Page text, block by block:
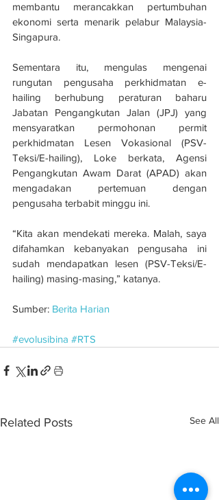
membantu merancakkan pertumbuhan
ekonomi serta menarik pelabur Malaysia-
Singapura.
Sementara itu, mengulas mengenai
rungutan pengusaha perkhidmatan e-
hailing berhubung peraturan baharu
Jabatan Pengangkutan Jalan (JPJ) yang
mensyaratkan permohonan permit
perkhidmatan Lesen Vokasional (PSV-
Teksi/E-hailing), Loke berkata, Agensi
Pengangkutan Awam Darat (APAD) akan
mengadakan pertemuan dengan
pengusaha terbabit minggu ini.
“Kita akan mendekati mereka. Malah, saya
difahamkan kebanyakan pengusaha ini
sudah mendapatkan lesen (PSV-Teksi/E-
hailing) masing-masing,” katanya.
Sumber: Berita Harian
#evolusibina #RTS
Related Posts See All